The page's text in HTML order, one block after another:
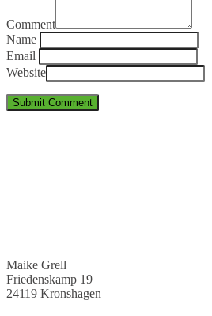
Comment
Name
Email
Website
Maike Grell
Friedenskamp 19
24119 Kronshagen